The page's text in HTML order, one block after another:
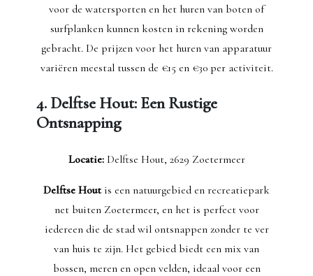
voor de watersporten en het huren van boten of
surfplanken kunnen kosten in rekening worden
gebracht. De prijzen voor het huren van apparatuur
variëren meestal tussen de €15 en €30 per activiteit.
4. Delftse Hout: Een Rustige
Ontsnapping
Locatie:Delftse Hout, 2629 Zoetermeer
Delftse Houtis een natuurgebied en recreatiepark
net buiten Zoetermeer, en het is perfect voor
iedereen die de stad wil ontsnappen zonder te ver
van huis te zijn. Het gebied biedt een mix van
bossen, meren en open velden, ideaal voor een